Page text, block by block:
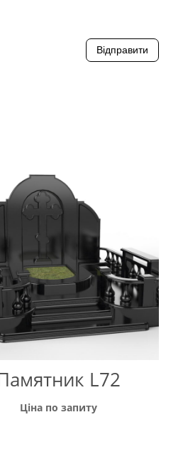
Відправити
L72
Ціна по запиту